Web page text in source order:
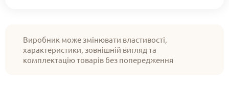
Виробник може змінювати властивості,
характеристики, зовнішній вигляд та
комплектацію товарів без попередження